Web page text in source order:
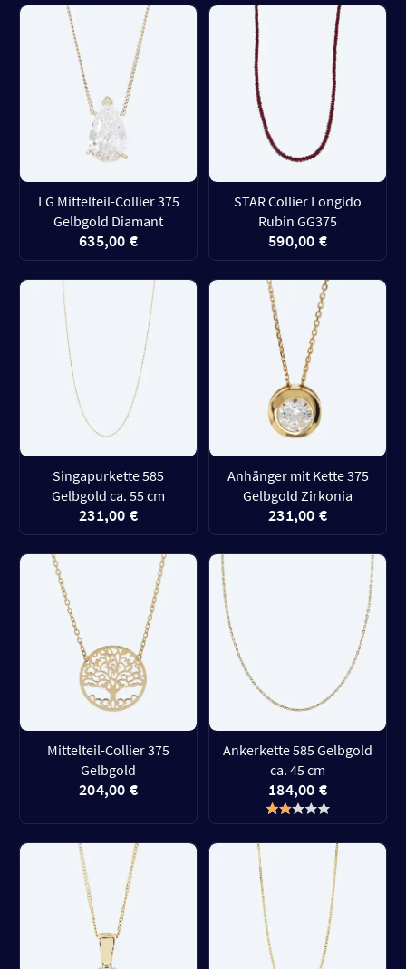
LG Mittelteil-Collier 375
Gelbgold Diamant
635,00 €
STAR Collier Longido
Rubin GG375
590,00 €
Singapurkette 585
Gelbgold ca. 55 cm
231,00 €
Anhänger mit Kette 375
Gelbgold Zirkonia
231,00 €
Mittelteil-Collier 375
Gelbgold
204,00 €
Ankerkette 585 Gelbgold
ca. 45 cm
184,00 €